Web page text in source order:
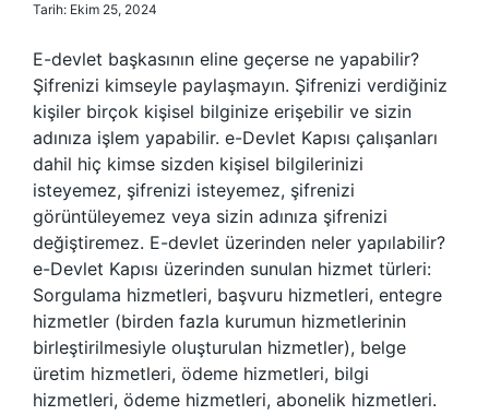
Tarih: Ekim 25, 2024
E-devlet başkasının eline geçerse ne yapabilir?
Şifrenizi kimseyle paylaşmayın. Şifrenizi verdiğiniz
kişiler birçok kişisel bilginize erişebilir ve sizin
adınıza işlem yapabilir. e-Devlet Kapısı çalışanları
dahil hiç kimse sizden kişisel bilgilerinizi
isteyemez, şifrenizi isteyemez, şifrenizi
görüntüleyemez veya sizin adınıza şifrenizi
değiştiremez. E-devlet üzerinden neler yapılabilir?
e-Devlet Kapısı üzerinden sunulan hizmet türleri:
Sorgulama hizmetleri, başvuru hizmetleri, entegre
hizmetler (birden fazla kurumun hizmetlerinin
birleştirilmesiyle oluşturulan hizmetler), belge
üretim hizmetleri, ödeme hizmetleri, bilgi
hizmetleri, ödeme hizmetleri, abonelik hizmetleri.